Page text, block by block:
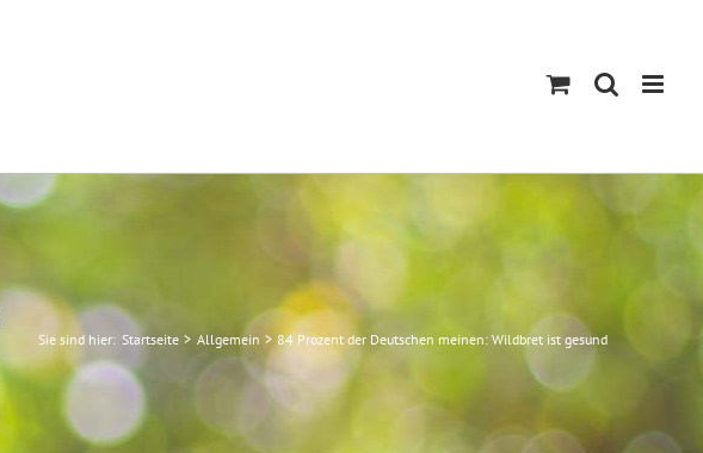
Sie sind hier: Startseite Allgemein 84 Prozent der Deutschen meinen: Wildbret ist gesund